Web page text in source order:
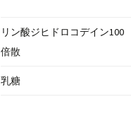
リン酸ジヒドロコデイン100
倍散
乳糖